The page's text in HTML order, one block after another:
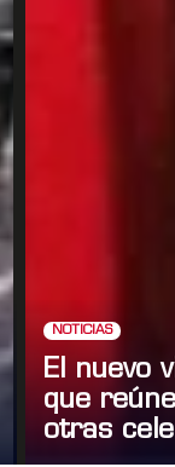
NOTICIAS
El nuevo
que
otras